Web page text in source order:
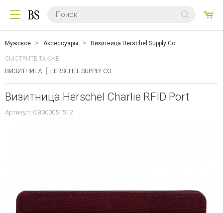
Мужское Аксессуары Визитница Herschel Supply Co
СМОТРИТЕ ТАКЖЕ:
ВИЗИТНИЦА
HERSCHEL SUPPLY CO
Визитница Herschel Charlie RFID Port
Артикул: CB000051512